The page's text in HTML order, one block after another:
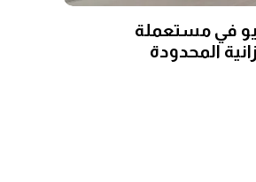
في مستعملة
المحدودة